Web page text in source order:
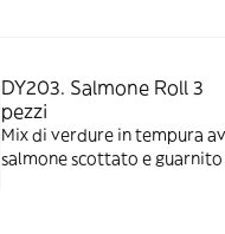
DY203. Salmone Roll 3
pezzi
Mix di verdure in tempura
salmone scottato e guarnito